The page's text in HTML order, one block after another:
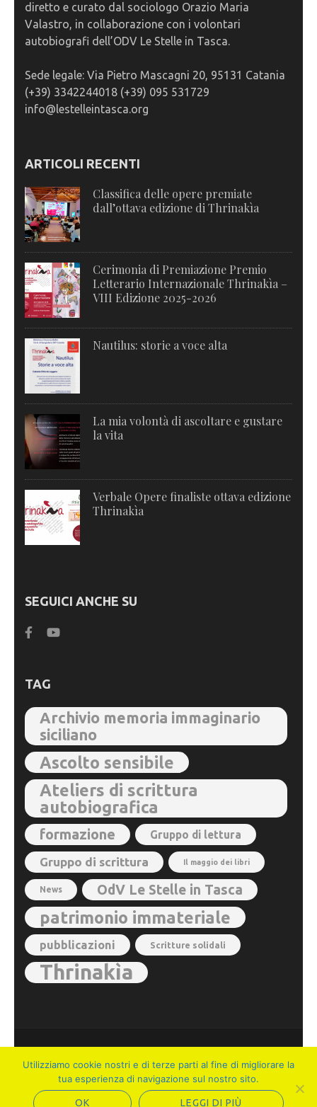
diretto e curato dal sociologo Orazio Maria
Valastro, in collaborazione con i volontari
autobiografi dell’ODV Le Stelle in Tasca.
Sede legale: Via Pietro Mascagni 20, 95131 Catania
(+39) 3342244018 (+39) 095 531729
info@lestelleintasca.org
ARTICOLI RECENTI
Classifica delle opere premiate
dall’ottava edizione di Thrinakìa
Cerimonia di Premiazione Premio
Letterario Internazionale Thrinakìa –
VIII Edizione 2025-2026
Nautilus: storie a voce alta
La mia volontà di ascoltare e gustare
la vita
Verbale Opere finaliste ottava edizione
Thrinakìa
SEGUICI ANCHE SU
TAG
Archivio memoria immaginario
siciliano
Ascolto sensibile
Ateliers di scrittura
autobiografica
formazione Gruppo di lettura
Gruppo di scrittura Il maggio dei libri
News OdV Le Stelle in Tasca
patrimonio immateriale
pubblicazioni Scritture solidali
Thrinakìa
Magazine | Sviluppato daRara Theme. Powered by
WordPress.
Utilizziamo cookie nostri e di terze parti al fine di migliorare la
tua esperienza di navigazione sul nostro sito.
OK LEGGI DI PIÙ